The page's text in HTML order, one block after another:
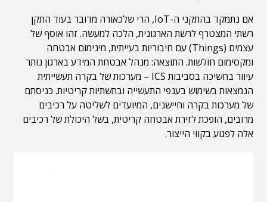
אם נתמקד בהתקני ה-IoT, הרי שלכאורה מדובר בעוד התקן
רשתי המצטרף לרשת הארגונית, הלכה למעשה. זהו אוסף של
עצמים (Things) עם חיבוריות בעייתית, מינימום אבטחה
ומקסימום חולשות. התוצאה: מנהל אבטחת המידע בארגון נותר
עיוור בחשיכה בסביבות ICS – מערכות של בקרה תעשייתית
הנמצאות בשימוש בענפי התעשייה ובתשתיות קריטיות. כניסתם
של מערכות בקרה וחיישנים, המיועדים לשליטה על רכיבים
מרובים, הופכת לזירת אבטחה קריטית, בשל היכולת של רכיבים
אלה לפגוע בקווי הייצור.